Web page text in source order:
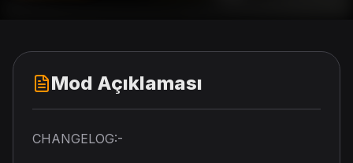
Mod Açıklaması
CHANGELOG:-